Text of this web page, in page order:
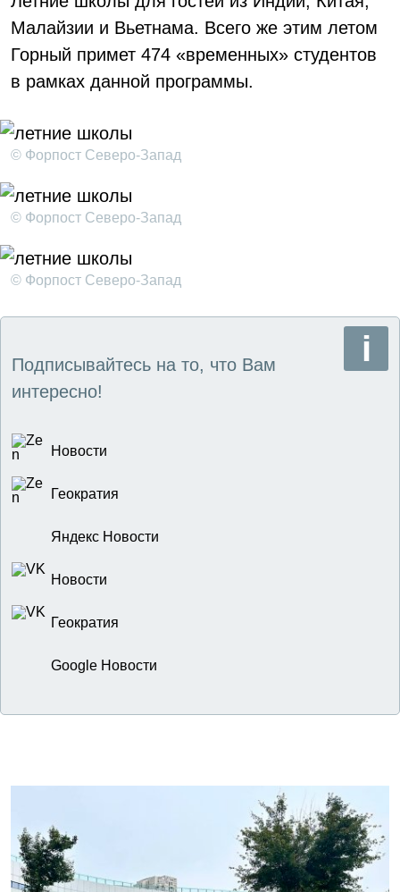
Малайзии и Вьетнама. Всего же этим летом
Горный примет 474 «временных» студентов
в рамках данной программы.
© Форпост Северо-Запад
© Форпост Северо-Запад
© Форпост Северо-Запад
Подписывайтесь на то, что Вам
интересно!
Новости
Геократия
Яндекс Новости
Новости
Геократия
Google Новости